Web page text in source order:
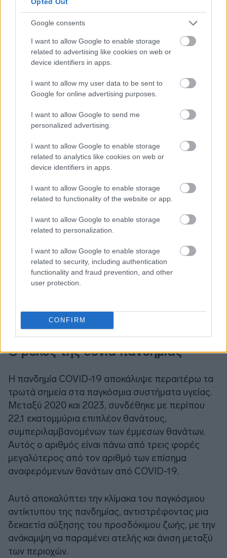
Google consents
I want to allow Google to enable storage
related to advertising like cookies on web or
device identifiers in apps.
I want to allow my user data to be sent to
Google for online advertising purposes.
I want to allow Google to send me
personalized advertising.
I want to allow Google to enable storage
related to analytics like cookies on web or
device identifiers in apps.
I want to allow Google to enable storage
related to functionality of the website or app.
I want to allow Google to enable storage
related to personalization.
I want to allow Google to enable storage
related to security, including authentication
functionality and fraud prevention, and other
user protection.
CONFIRM
Ο ρόλος της covid πανδημίας
Η πανδημία COVID-19 αποκάλυψε περαιτέρω τα
τρωτά σημεία στα παγκόσμια συστήματα υγείας.
Μεταξύ 2020 και 2023, συνδέθηκε με περίπου
22,1 εκατομμύρια επιπλέον θανάτους,
συμπεριλαμβανομένων των έμμεσων θανάτων.
Αυτός ο αριθμός είναι πάνω από τρεις φορές
μεγαλύτερος από τον αριθμό των επίσημα
αναφερόμενων θανάτων από COVID-19.
Αυτό αποκαλύπτει την κλίμακα του παγκόσμιου
αντίκτυπου της πανδημίας, αντιστρέφοντας μια
δεκαετία αύξησης του προσδόκιμου ζωής, με την
ανάκαμψη να παραμένει ατελής και άνιση μεταξύ
των περιοχών.